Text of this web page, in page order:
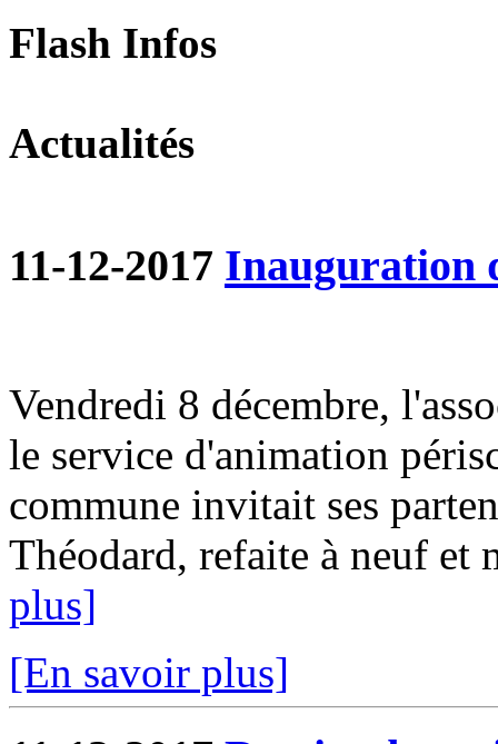
Flash Infos
Actualités
11-12-2017 Inauguration
Vendredi 8 décembre,
le service d'animation
commune invitait ses
Théodard, refaite à neuf et
plus]
[En savoir plus]